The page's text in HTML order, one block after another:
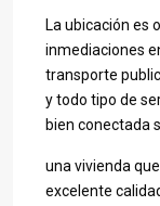
La ubicación es
inmediaciones
transporte
y todo tipo de
bien conectada
una vivienda
excelente